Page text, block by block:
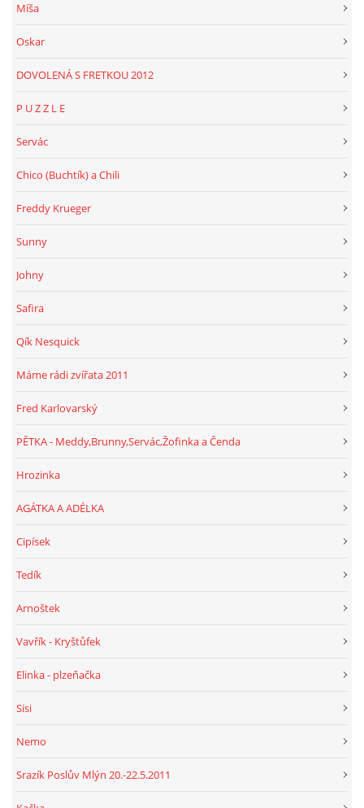
Míša
Oskar
DOVOLENÁ S FRETKOU 2012
P U Z Z L E
Servác
Chico (Buchtík) a Chili
Freddy Krueger
Sunny
Johny
Safira
Qík Nesquick
Máme rádi zvířata 2011
Fred Karlovarský
PĚTKA - Meddy,Brunny,Servác,Žofinka a Čenda
Hrozinka
AGÁTKA A ADÉLKA
Cipísek
Tedík
Arnoštek
Vavřík - Kryštůfek
Elinka - plzeňačka
Sisi
Nemo
Srazík Poslův Mlýn 20.-22.5.2011